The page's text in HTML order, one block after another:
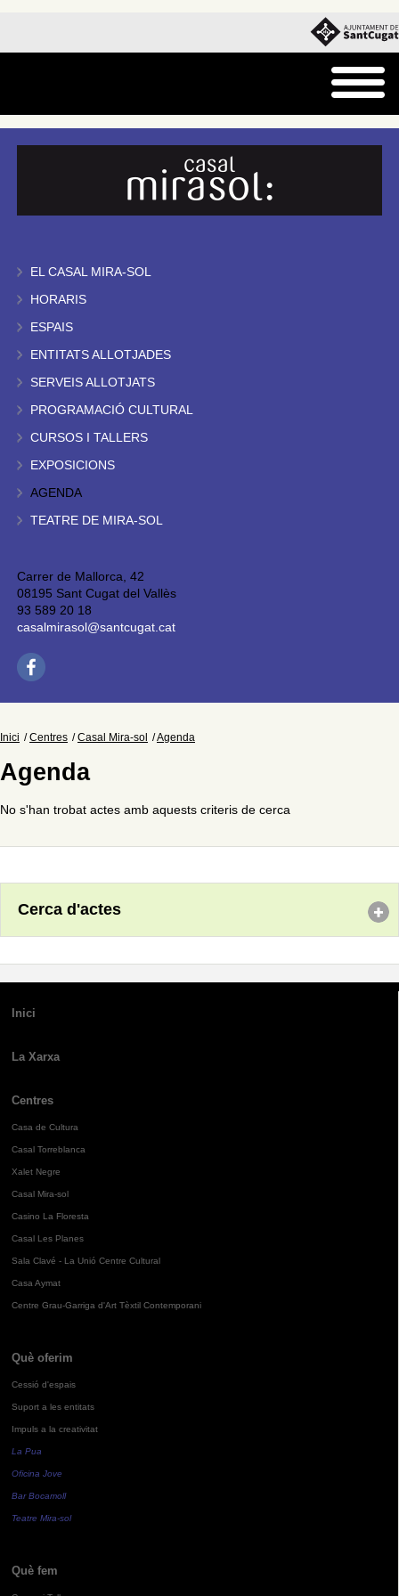
EL CASAL MIRA-SOL
HORARIS
ESPAIS
ENTITATS ALLOTJADES
SERVEIS ALLOTJATS
PROGRAMACIÓ CULTURAL
CURSOS I TALLERS
EXPOSICIONS
AGENDA
TEATRE DE MIRA-SOL
Carrer de Mallorca, 42
08195 Sant Cugat del Vallès
93 589 20 18
casalmirasol@santcugat.cat
Inici Centres Casal Mira-sol Agenda
Agenda
No s'han trobat actes amb aquests criteris de cerca
Cerca d'actes
Inici
La Xarxa
Centres
Casa de Cultura
Casal Torreblanca
Xalet Negre
Casal Mira-sol
Casino La Floresta
Casal Les Planes
Sala Clavé - La Unió Centre Cultural
Casa Aymat
Centre Grau-Garriga d'Art Tèxtil Contemporani
Què oferim
Cessió d'espais
Suport a les entitats
Impuls a la creativitat
La Pua
Oficina Jove
Bar Bocamoll
Teatre Mira-sol
Què fem